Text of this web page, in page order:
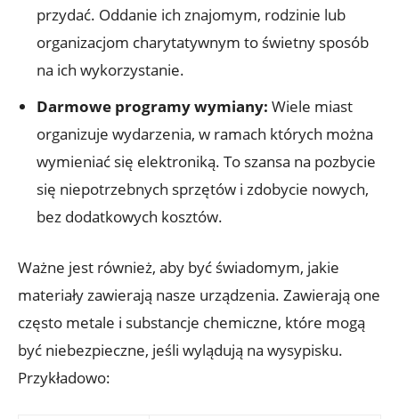
przydać. Oddanie ich znajomym, rodzinie lub
organizacjom charytatywnym to świetny sposób
na ich wykorzystanie.
Darmowe programy wymiany: Wiele miast
organizuje wydarzenia, w ramach których można
wymieniać się elektroniką. To szansa na pozbycie
się niepotrzebnych sprzętów i zdobycie nowych,
bez dodatkowych kosztów.
Ważne jest również, aby być świadomym, jakie
materiały zawierają nasze urządzenia. Zawierają one
często metale i substancje chemiczne, które mogą
być niebezpieczne, jeśli wylądują na wysypisku.
Przykładowo: